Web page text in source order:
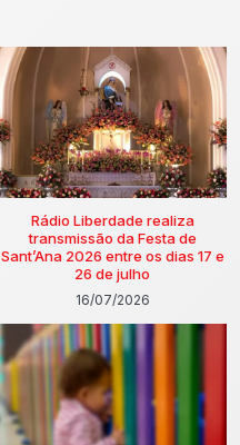
Rádio Liberdade realiza
transmissão da Festa de
Sant’Ana 2026 entre os dias 17 e
26 de julho
16/07/2026